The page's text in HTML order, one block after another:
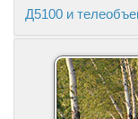
Д5100 и